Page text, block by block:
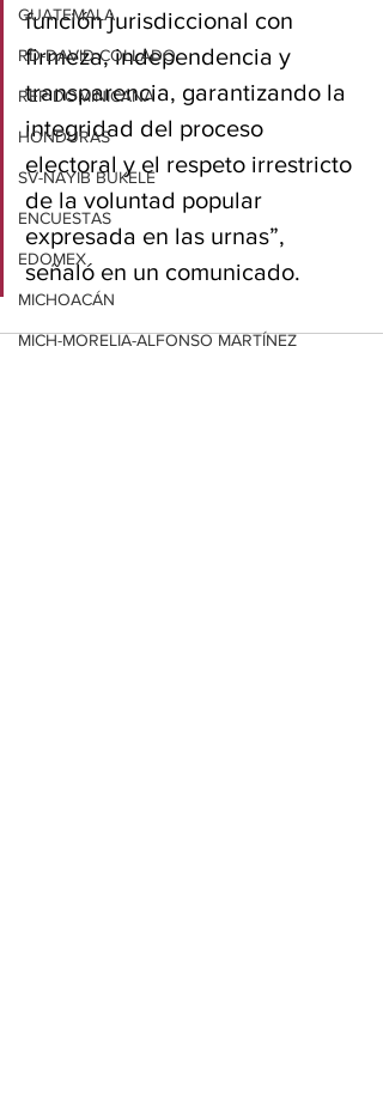
GUATEMALA
RD-DAVID COLLADO
REP DOMINICANA
HONDURAS
SV-NAYIB BUKELE
ENCUESTAS
EDOMEX
MICHOACÁN
MICH-MORELIA-ALFONSO MARTÍNEZ
función jurisdiccional con
firmeza, independencia y
transparencia, garantizando la
integridad del proceso
electoral y el respeto irrestricto
de la voluntad popular
expresada en las urnas”,
señaló en un comunicado.